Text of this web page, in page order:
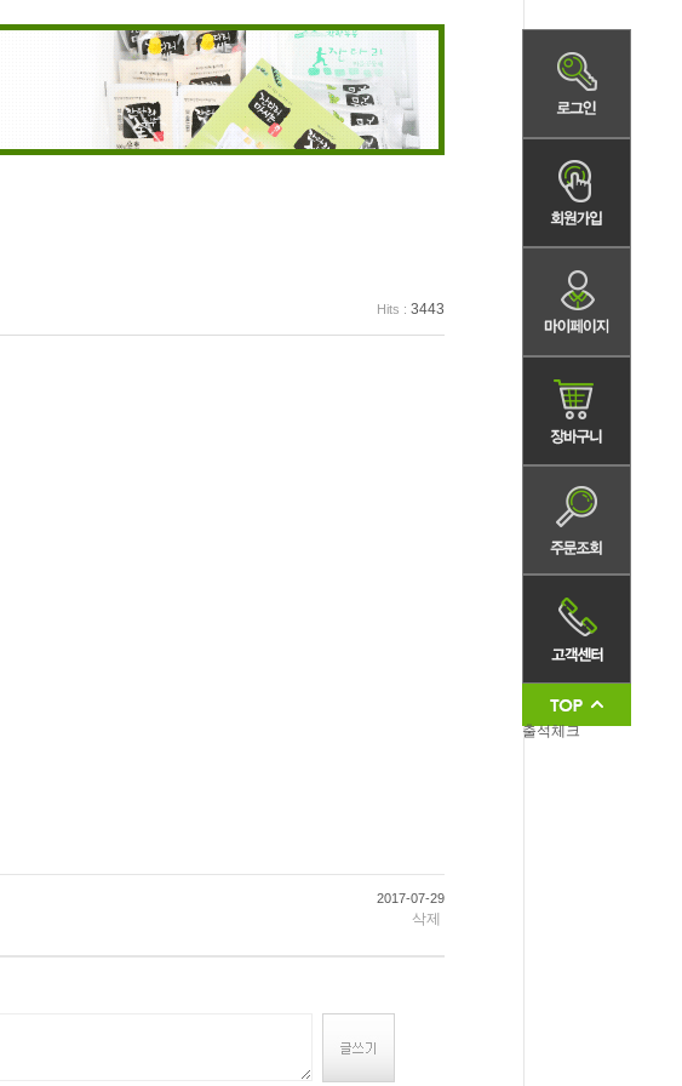
출석체크
Hits : 3443
2017-07-29
삭제